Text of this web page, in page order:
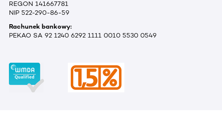
REGON 141667781
NIP 522-290-86-59
Rachunek bankowy:
PEKAO SA 92 1240 6292 1111 0010 5530 0549